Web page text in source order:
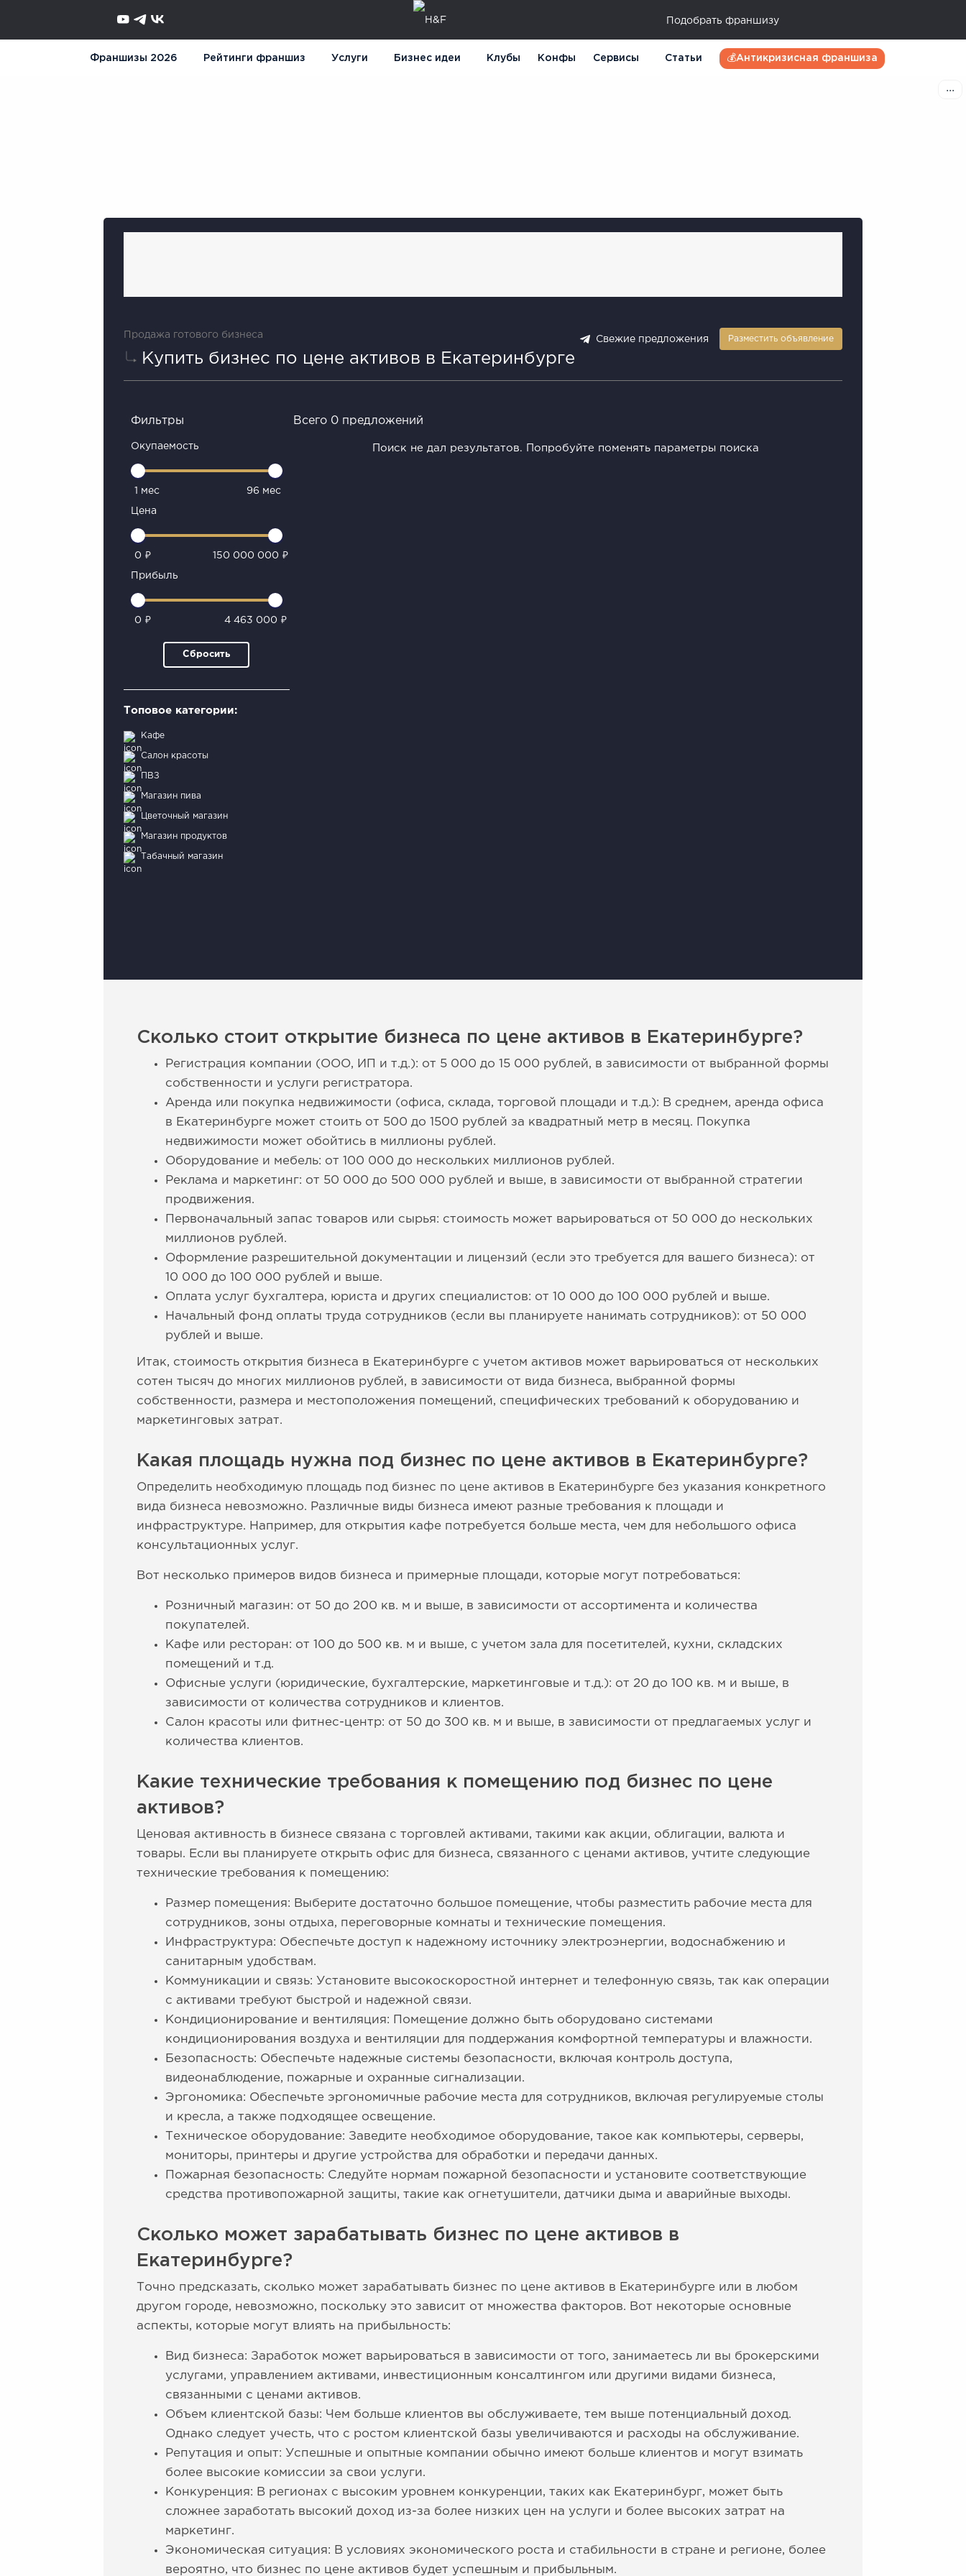
Подобрать франшизу
Франшизы 2026 Рейтинги франшиз Услуги Бизнес идеи Клубы Конфы Сервисы Статьи 💰Антикризисная франшиза
Продажа готового бизнеса
Купить бизнес по цене активов в Екатеринбурге
Свежие предложения Разместить объявление
Фильтры
Окупаемость
1 мес 96 мес
Цена
0 ₽ 150 000 000 ₽
Прибыль
0 ₽ 4 463 000 ₽
Сбросить
Топовое категории:
Кафе
Салон красоты
ПВЗ
Магазин пива
Цветочный магазин
Магазин продуктов
Табачный магазин
Всего 0 предложений
Поиск не дал результатов. Попробуйте поменять параметры поиска
Сколько стоит открытие бизнеса по цене активов в Екатеринбурге?
Регистрация компании (ООО, ИП и т.д.): от 5 000 до 15 000 рублей, в зависимости от выбранной формы
собственности и услуги регистратора.
Аренда или покупка недвижимости (офиса, склада, торговой площади и т.д.): В среднем, аренда офиса
в Екатеринбурге может стоить от 500 до 1500 рублей за квадратный метр в месяц. Покупка
недвижимости может обойтись в миллионы рублей.
Оборудование и мебель: от 100 000 до нескольких миллионов рублей.
Реклама и маркетинг: от 50 000 до 500 000 рублей и выше, в зависимости от выбранной стратегии
продвижения.
Первоначальный запас товаров или сырья: стоимость может варьироваться от 50 000 до нескольких
миллионов рублей.
Оформление разрешительной документации и лицензий (если это требуется для вашего бизнеса): от
10 000 до 100 000 рублей и выше.
Оплата услуг бухгалтера, юриста и других специалистов: от 10 000 до 100 000 рублей и выше.
Начальный фонд оплаты труда сотрудников (если вы планируете нанимать сотрудников): от 50 000
рублей и выше.
Итак, стоимость открытия бизнеса в Екатеринбурге с учетом активов может варьироваться от нескольких
сотен тысяч до многих миллионов рублей, в зависимости от вида бизнеса, выбранной формы
собственности, размера и местоположения помещений, специфических требований к оборудованию и
маркетинговых затрат.
Какая площадь нужна под бизнес по цене активов в Екатеринбурге?
Определить необходимую площадь под бизнес по цене активов в Екатеринбурге без указания конкретного
вида бизнеса невозможно. Различные виды бизнеса имеют разные требования к площади и
инфраструктуре. Например, для открытия кафе потребуется больше места, чем для небольшого офиса
консультационных услуг.
Вот несколько примеров видов бизнеса и примерные площади, которые могут потребоваться:
Розничный магазин: от 50 до 200 кв. м и выше, в зависимости от ассортимента и количества
покупателей.
Кафе или ресторан: от 100 до 500 кв. м и выше, с учетом зала для посетителей, кухни, складских
помещений и т.д.
Офисные услуги (юридические, бухгалтерские, маркетинговые и т.д.): от 20 до 100 кв. м и выше, в
зависимости от количества сотрудников и клиентов.
Салон красоты или фитнес-центр: от 50 до 300 кв. м и выше, в зависимости от предлагаемых услуг и
количества клиентов.
Какие технические требования к помещению под бизнес по цене
активов?
Ценовая активность в бизнесе связана с торговлей активами, такими как акции, облигации, валюта и
товары. Если вы планируете открыть офис для бизнеса, связанного с ценами активов, учтите следующие
технические требования к помещению:
Размер помещения: Выберите достаточно большое помещение, чтобы разместить рабочие места для
сотрудников, зоны отдыха, переговорные комнаты и технические помещения.
Инфраструктура: Обеспечьте доступ к надежному источнику электроэнергии, водоснабжению и
санитарным удобствам.
Коммуникации и связь: Установите высокоскоростной интернет и телефонную связь, так как операции
с активами требуют быстрой и надежной связи.
Кондиционирование и вентиляция: Помещение должно быть оборудовано системами
кондиционирования воздуха и вентиляции для поддержания комфортной температуры и влажности.
Безопасность: Обеспечьте надежные системы безопасности, включая контроль доступа,
видеонаблюдение, пожарные и охранные сигнализации.
Эргономика: Обеспечьте эргономичные рабочие места для сотрудников, включая регулируемые столы
и кресла, а также подходящее освещение.
Техническое оборудование: Заведите необходимое оборудование, такое как компьютеры, серверы,
мониторы, принтеры и другие устройства для обработки и передачи данных.
Пожарная безопасность: Следуйте нормам пожарной безопасности и установите соответствующие
средства противопожарной защиты, такие как огнетушители, датчики дыма и аварийные выходы.
Сколько может зарабатывать бизнес по цене активов в
Екатеринбурге?
Точно предсказать, сколько может зарабатывать бизнес по цене активов в Екатеринбурге или в любом
другом городе, невозможно, поскольку это зависит от множества факторов. Вот некоторые основные
аспекты, которые могут влиять на прибыльность:
Вид бизнеса: Заработок может варьироваться в зависимости от того, занимаетесь ли вы брокерскими
услугами, управлением активами, инвестиционным консалтингом или другими видами бизнеса,
связанными с ценами активов.
Объем клиентской базы: Чем больше клиентов вы обслуживаете, тем выше потенциальный доход.
Однако следует учесть, что с ростом клиентской базы увеличиваются и расходы на обслуживание.
Репутация и опыт: Успешные и опытные компании обычно имеют больше клиентов и могут взимать
более высокие комиссии за свои услуги.
Конкуренция: В регионах с высоким уровнем конкуренции, таких как Екатеринбург, может быть
сложнее заработать высокий доход из-за более низких цен на услуги и более высоких затрат на
маркетинг.
Экономическая ситуация: В условиях экономического роста и стабильности в стране и регионе, более
вероятно, что бизнес по цене активов будет успешным и прибыльным.